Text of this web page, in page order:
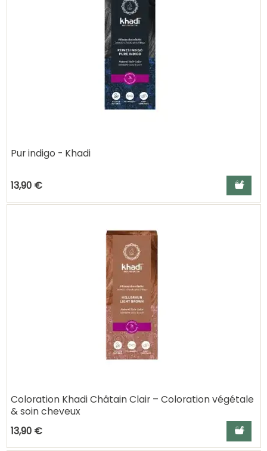
Pur indigo - Khadi
13,90 € Ajouter
Coloration Khadi Châtain Clair – Coloration végétale
& soin cheveux
13,90 €
Ajouter